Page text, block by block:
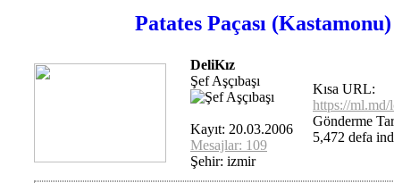
Patates Paçası (Kastamonu)
DeliKız
Şef Aşçıbaşı
Kayıt: 20.03.2006
Mesajlar: 109
Şehir: izmir
Kısa URL:
https://ml.md/
Gönderme
5,472 defa